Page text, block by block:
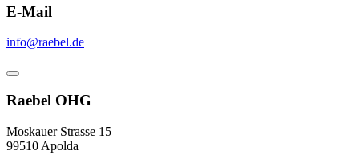
E-Mail
info@raebel.de
Raebel OHG
Moskauer Strasse 15
99510 Apolda